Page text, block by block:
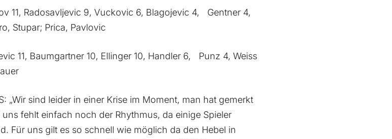
11, Radosavljevic 9, Vuckovic 6, Blagojevic 4, Gentner 4,
Stupar; Prica, Pavlovic
11, Baumgartner 10, Ellinger 10, Handler 6, Punz 4, Weiss
„Wir sind leider in einer Krise im Moment, man hat gemerkt
fehlt einfach noch der Rhythmus, da einige Spieler
Für uns gilt es so schnell wie möglich da den Hebel in